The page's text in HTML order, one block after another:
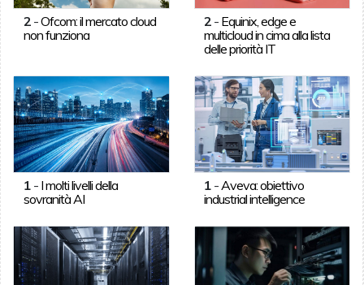
2-Ofcom: il mercato cloud
non funziona
2 - Equinix, edge e
multicloud in cima alla lista
delle priorità IT
1- I molti livelli della
sovranità AI
1 - Aveva: obiettivo
industrial intelligence